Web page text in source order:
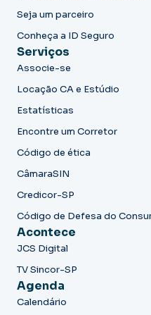
Seja um parceiro
Conheça a ID Seguro
Serviços
Associe-se
Locação CA e Estúdio
Estatísticas
Encontre um Corretor
Código de ética
CâmaraSIN
Credicor-SP
Código de Defesa do
Acontece
JCS Digital
TV Sincor-SP
Agenda
Calendário